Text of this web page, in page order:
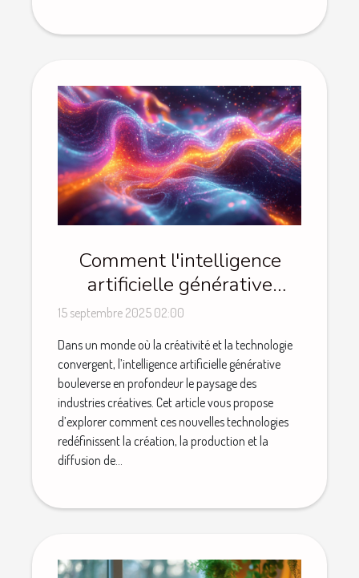
Comment l'intelligence
artificielle générative
transforme-t-elle les
industries créatives ?
15 septembre 2025 02:00
Dans un monde où la créativité et la technologie
convergent, l’intelligence artificielle générative
bouleverse en profondeur le paysage des
industries créatives. Cet article vous propose
d’explorer comment ces nouvelles technologies
redéfinissent la création, la production et la
diffusion de...